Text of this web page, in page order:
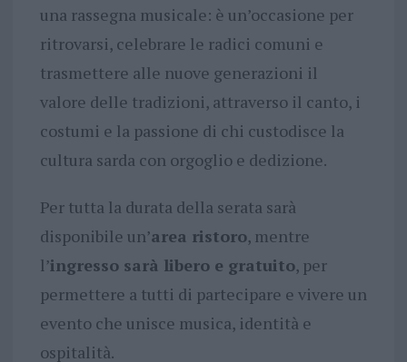
una rassegna musicale: è un’occasione per
ritrovarsi, celebrare le radici comuni e
trasmettere alle nuove generazioni il
valore delle tradizioni, attraverso il canto, i
costumi e la passione di chi custodisce la
cultura sarda con orgoglio e dedizione.
Per tutta la durata della serata sarà
disponibile un’area ristoro, mentre
l’ingresso sarà libero e gratuito, per
permettere a tutti di partecipare e vivere un
evento che unisce musica, identità e
ospitalità.